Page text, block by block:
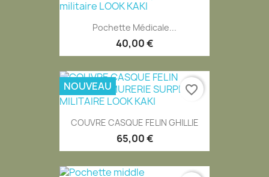
Pochette Médicale...
40,00 €
COUVRE CASQUE FELIN GHILLIE
65,00 €
NOUVEAU favorite_border